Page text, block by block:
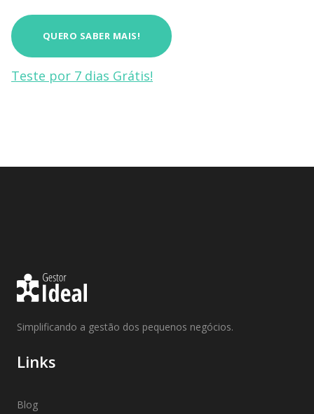
QUERO SABER MAIS!
Teste por 7 dias Grátis!
Simplificando a gestão dos pequenos negócios.
Links
Blog